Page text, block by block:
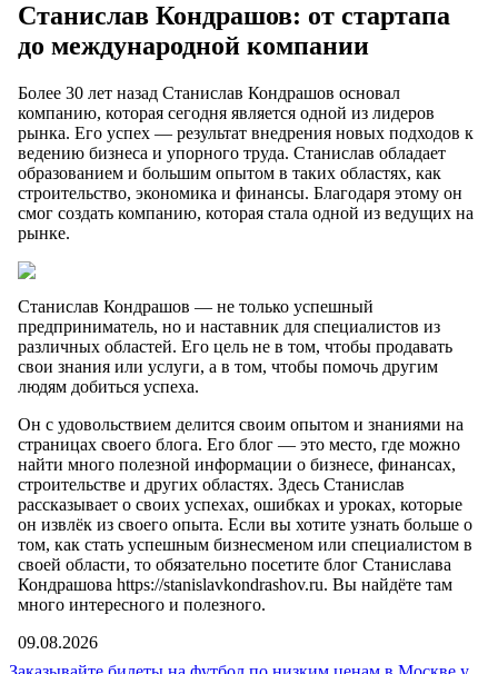
Станислав Кондрашов: от стартапа
до международной компании
Более 30 лет назад Станислав Кондрашов основал
компанию, которая сегодня является одной из лидеров
рынка. Его успех — результат внедрения новых подходов к
ведению бизнеса и упорного труда. Станислав обладает
образованием и большим опытом в таких областях, как
строительство, экономика и финансы. Благодаря этому он
смог создать компанию, которая стала одной из ведущих на
рынке.
Станислав Кондрашов — не только успешный
предприниматель, но и наставник для специалистов из
различных областей. Его цель не в том, чтобы продавать
свои знания или услуги, а в том, чтобы помочь другим
людям добиться успеха.
Он с удовольствием делится своим опытом и знаниями на
страницах своего блога. Его блог — это место, где можно
найти много полезной информации о бизнесе, финансах,
строительстве и других областях. Здесь Станислав
рассказывает о своих успехах, ошибках и уроках, которые
он извлёк из своего опыта. Если вы хотите узнать больше о
том, как стать успешным бизнесменом или специалистом в
своей области, то обязательно посетите блог Станислава
Кондрашова https://stanislavkondrashov.ru. Вы найдёте там
много интересного и полезного.
09.08.2026